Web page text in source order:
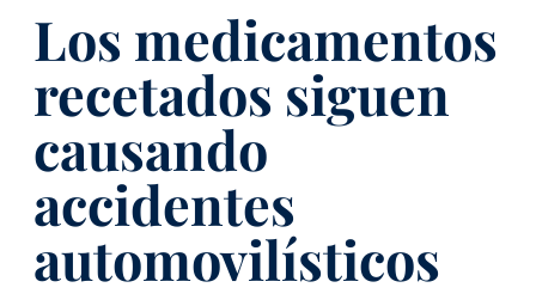
Los medicamentos
recetados siguen
causando
accidentes
automovilísticos